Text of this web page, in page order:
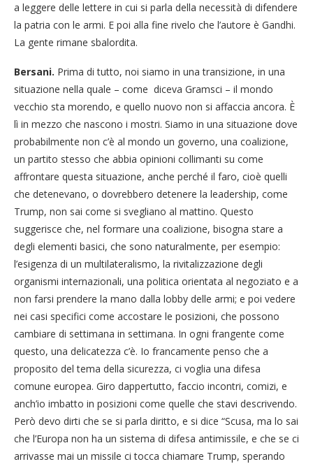
a leggere delle lettere in cui si parla della necessità di difendere
la patria con le armi. E poi alla fine rivelo che l’autore è Gandhi.
La gente rimane sbalordita.
Bersani. Prima di tutto, noi siamo in una transizione, in una
situazione nella quale – come diceva Gramsci – il mondo
vecchio sta morendo, e quello nuovo non si affaccia ancora. È
lì in mezzo che nascono i mostri. Siamo in una situazione dove
probabilmente non c’è al mondo un governo, una coalizione,
un partito stesso che abbia opinioni collimanti su come
affrontare questa situazione, anche perché il faro, cioè quelli
che detenevano, o dovrebbero detenere la leadership, come
Trump, non sai come si svegliano al mattino. Questo
suggerisce che, nel formare una coalizione, bisogna stare a
degli elementi basici, che sono naturalmente, per esempio:
l’esigenza di un multilateralismo, la rivitalizzazione degli
organismi internazionali, una politica orientata al negoziato e a
non farsi prendere la mano dalla lobby delle armi; e poi vedere
nei casi specifici come accostare le posizioni, che possono
cambiare di settimana in settimana. In ogni frangente come
questo, una delicatezza c’è. Io francamente penso che a
proposito del tema della sicurezza, ci voglia una difesa
comune europea. Giro dappertutto, faccio incontri, comizi, e
anch’io imbatto in posizioni come quelle che stavi descrivendo.
Però devo dirti che se si parla diritto, e si dice “Scusa, ma lo sai
che l’Europa non ha un sistema di difesa antimissile, e che se ci
arrivasse mai un missile ci tocca chiamare Trump, sperando